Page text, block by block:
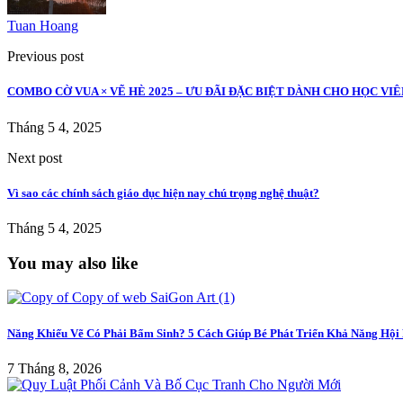
Tuan Hoang
Previous post
COMBO CỜ VUA × VẼ HÈ 2025 – ƯU ĐÃI ĐẶC BIỆT DÀNH CHO HỌC
Tháng 5 4, 2025
Next post
Vì sao các chính sách giáo dục hiện nay chú trọng nghệ thuật?
Tháng 5 4, 2025
You may also like
Năng Khiếu Vẽ Có Phải Bẩm Sinh? 5 Cách Giúp Bé Phát Triển Khả Năng Hội
7 Tháng 8, 2026